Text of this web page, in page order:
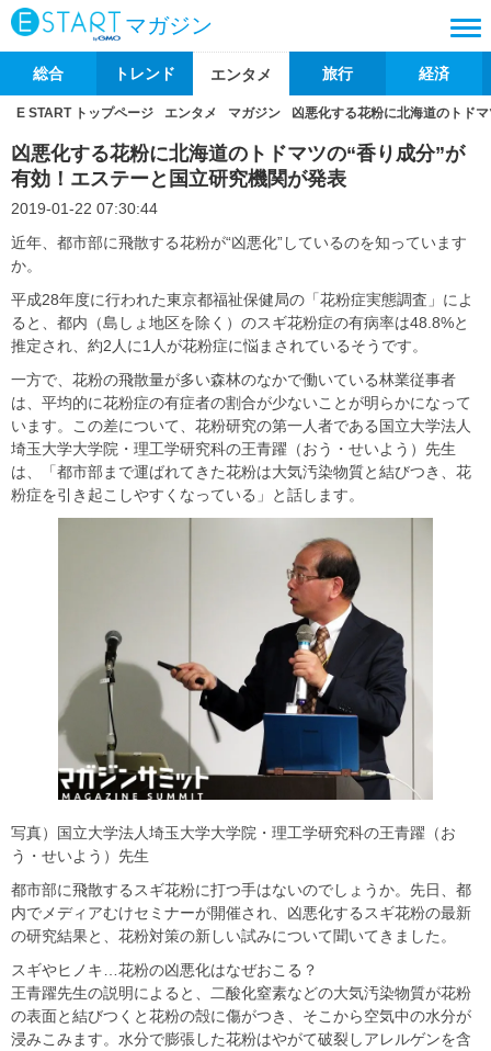
マガジン
総合 トレンド エンタメ 旅行 経済
E START トップページ エンタメ マガジン 凶悪化する花粉に北海道のトド
凶悪化する花粉に北海道のトドマツの“香り成分”が
有効！エステーと国立研究機関が発表
2019-01-22 07:30:44
近年、都市部に飛散する花粉が“凶悪化”しているのを知っています
か。
平成28年度に行われた東京都福祉保健局の「花粉症実態調査」によ
ると、都内（島しょ地区を除く）のスギ花粉症の有病率は48.8%と
推定され、約2人に1人が花粉症に悩まされているそうです。
一方で、花粉の飛散量が多い森林のなかで働いている林業従事者
は、平均的に花粉症の有症者の割合が少ないことが明らかになって
います。この差について、花粉研究の第一人者である国立大学法人
埼玉大学大学院・理工学研究科の王青躍（おう・せいよう）先生
は、「都市部まで運ばれてきた花粉は大気汚染物質と結びつき、花
粉症を引き起こしやすくなっている」と話します。
写真）国立大学法人埼玉大学大学院・理工学研究科の王青躍（お
う・せいよう）先生
都市部に飛散するスギ花粉に打つ手はないのでしょうか。先日、都
内でメディアむけセミナーが開催され、凶悪化するスギ花粉の最新
の研究結果と、花粉対策の新しい試みについて聞いてきました。
スギやヒノキ…花粉の凶悪化はなぜおこる？
王青躍先生の説明によると、二酸化窒素などの大気汚染物質が花粉
の表面と結びつくと花粉の殻に傷がつき、そこから空気中の水分が
浸みこみます。水分で膨張した花粉はやがて破裂しアレルゲンを含